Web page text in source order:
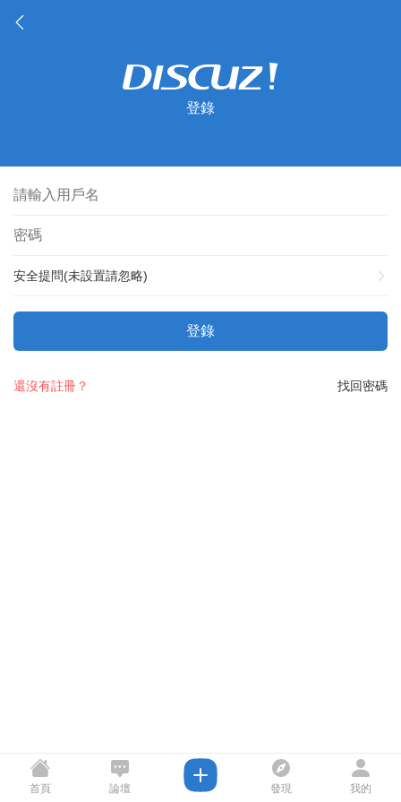
登錄
安全提問(未設置請忽略)
登錄
找回密碼
還沒有註冊？
首頁 論壇 發現 我的